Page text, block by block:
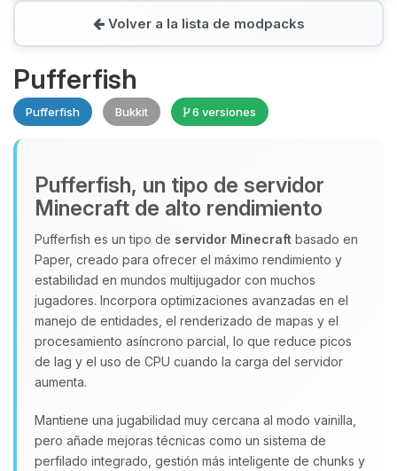
Volver a la lista de modpacks
Pufferfish
Pufferfish Bukkit 6 versiones
Pufferfish, un tipo de servidor
Minecraft de alto rendimiento
Pufferfish es un tipo de servidor Minecraft basado en
Paper, creado para ofrecer el máximo rendimiento y
estabilidad en mundos multijugador con muchos
jugadores. Incorpora optimizaciones avanzadas en el
manejo de entidades, el renderizado de mapas y el
procesamiento asíncrono parcial, lo que reduce picos
de lag y el uso de CPU cuando la carga del servidor
aumenta.
Mantiene una jugabilidad muy cercana al modo vainilla,
pero añade mejoras técnicas como un sistema de
perfilado integrado, gestión más inteligente de chunks y
hablar! Soy Choupy, tu pequeno
asistente de BoxToPlay. Cuentame
que necesitas y moveré mis
pequenos circuitos para ayudarte.
06/08/2026 07:13